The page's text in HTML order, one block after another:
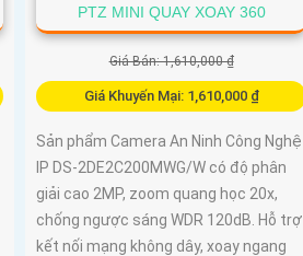
PTZ MINI QUAY XOAY 360
Giá Bán: 1,610,000 ₫
Giá Khuyến Mại: 1,610,000 ₫
Sản phẩm Camera An Ninh Công Nghệ
IP DS-2DE2C200MWG/W có độ phân
giải cao 2MP, zoom quang học 20x,
chống ngược sáng WDR 120dB. Hỗ trợ
kết nối mạng không dây, xoay ngang